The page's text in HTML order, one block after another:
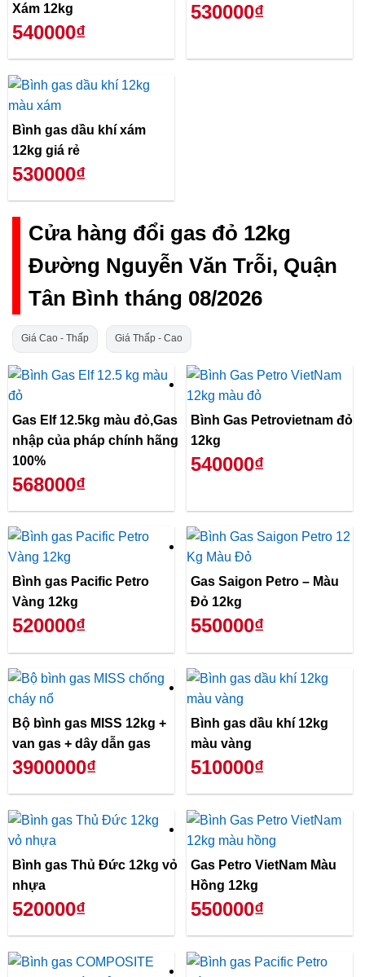
Xám 12kg
540000₫
530000₫
Bình gas dầu khí xám
12kg giá rẻ
530000₫
Cửa hàng đổi gas đỏ 12kg
Đường Nguyễn Văn Trỗi, Quận
Tân Bình tháng 08/2026
Giá Cao - Thấp Giá Thấp - Cao
Gas Elf 12.5kg màu đỏ,Gas
nhập của pháp chính hãng
100%
568000₫
Bình Gas Petrovietnam đỏ
12kg
540000₫
Bình gas Pacific Petro
Vàng 12kg
520000₫
Gas Saigon Petro – Màu
Đỏ 12kg
550000₫
Bộ bình gas MISS 12kg +
van gas + dây dẫn gas
3900000₫
Bình gas dầu khí 12kg
màu vàng
510000₫
Bình gas Thủ Đức 12kg vỏ
nhựa
520000₫
Gas Petro VietNam Màu
Hồng 12kg
550000₫